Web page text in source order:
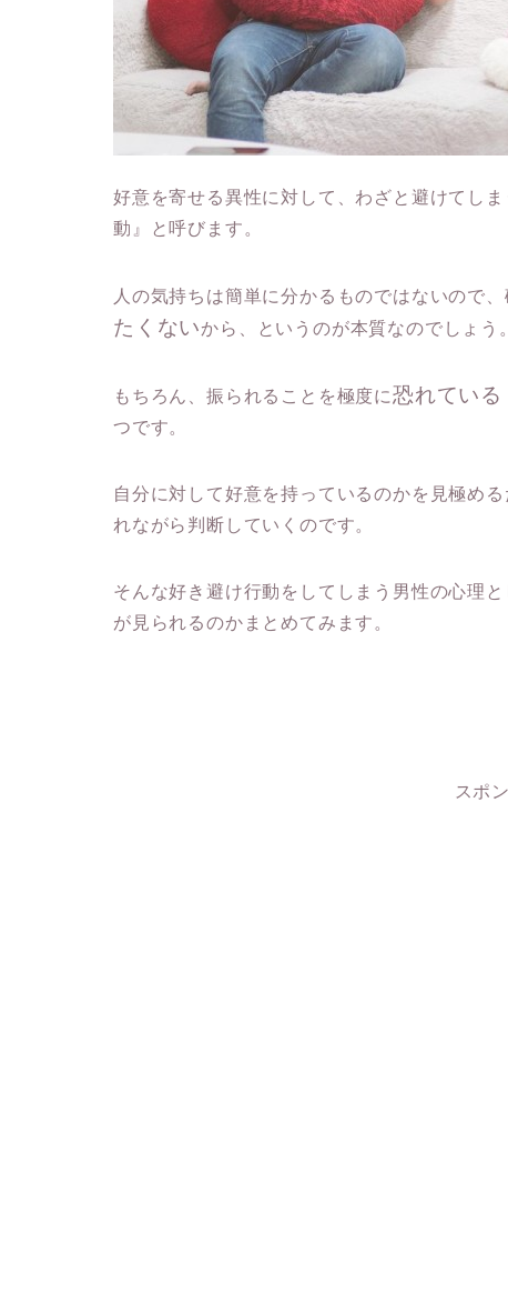
好意を寄せる異性に対して、わざと避けてし
動』と呼びます。
人の気持ちは簡単に分かるものではないので
たくないから、というのが本質なのでしょう。
もちろん、振られることを極度に恐れている
つです。
自分に対して好意を持っているのかを見極め
れながら判断していくのです。
そんな好き避け行動をしてしまう男性の心理
が見られるのかまとめてみます。
スポ